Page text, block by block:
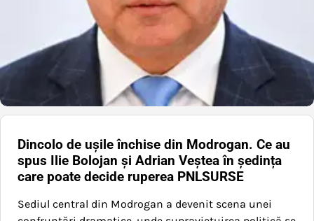
Dincolo de ușile închise din Modrogan. Ce au
spus Ilie Bolojan și Adrian Veștea în ședința
care poate decide ruperea PNLSURSE
Sediul central din Modrogan a devenit scena unei